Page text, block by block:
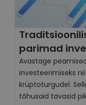
parimad
Avastage
investeerimiseks
krüptoturgudel.
tõhusaid tavasid